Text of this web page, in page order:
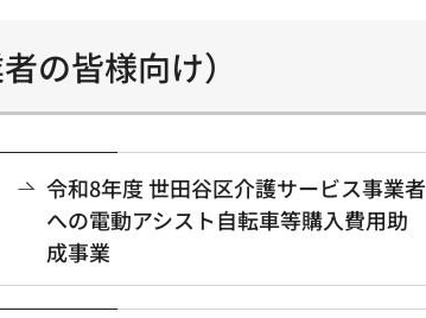
の皆様向け）
令和8年度 世田谷区介護サービス事業者
への電動アシスト自転車等購入費用助
成事業